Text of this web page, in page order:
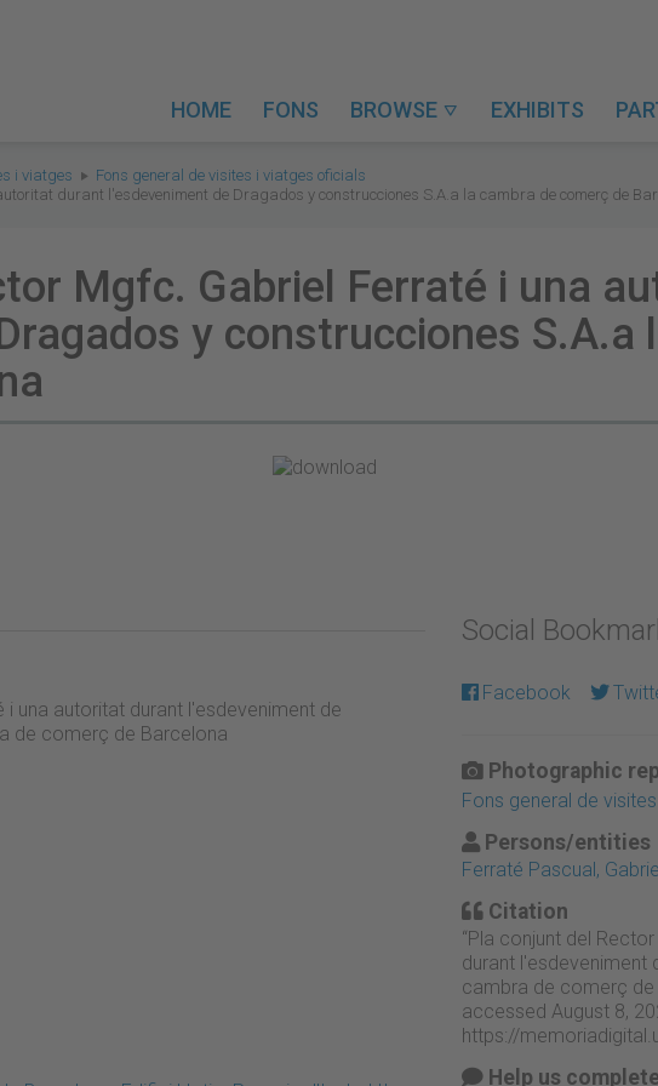
HOME FONS BROWSE  EXHIBITS
i viatges
Fons general de visites i viatges oficials
durant l'esdeveniment de Dragados y construcciones S.A.a la cambra de comerç de
Mgfc. Gabriel Ferraté i una
y construcciones S.A.a
una autoritat durant l'esdeveniment de
de comerç de Barcelona
Social
Facebook
Photographic
Fons general de
Persons/entities
Ferraté Pascual,
Citation
“Pla conjunt del
durant l'esdeveniment
cambra de comerç de
accessed August 8,
https://
Help us